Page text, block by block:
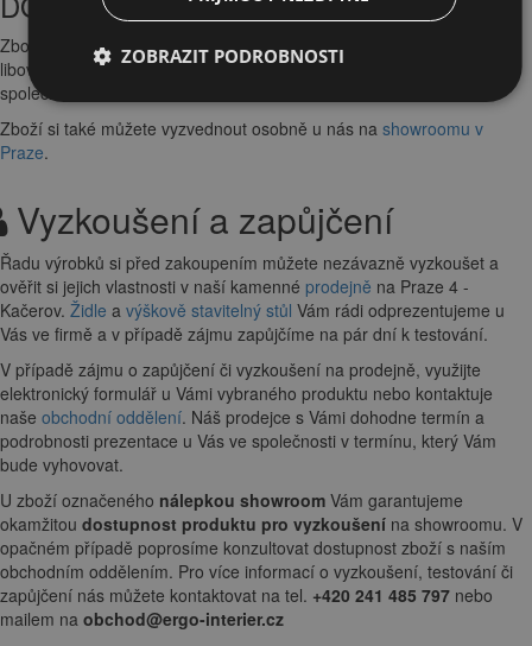
Zboží Vám doručímeZDARMA. Objednávku rádi dopravíme na
libovolnou adresu v ČR. Dopravu k Vám zajistíme smluvní přepravní
společností.
Zboží si také můžete vyzvednout osobně u nás na showroomu v
Praze.
Vyzkoušení a zapůjčení
Řadu výrobků si před zakoupením můžete nezávazně vyzkoušet a
ověřit si jejich vlastnosti v naší kamenné prodejně na Praze 4 -
Kačerov. Židle a výškově stavitelný stůl Vám rádi odprezentujeme u
Vás ve firmě a v případě zájmu zapůjčíme na pár dní k testování.
V případě zájmu o zapůjčení či vyzkoušení na prodejně, využijte
elektronický formulář u Vámi vybraného produktu nebo kontaktuje
naše obchodní oddělení. Náš prodejce s Vámi dohodne termín a
podrobnosti prezentace u Vás ve společnosti v termínu, který Vám
bude vyhovovat.
U zboží označeného nálepkou showroom Vám garantujeme
okamžitou dostupnost produktu pro vyzkoušení na showroomu. V
opačném případě poprosíme konzultovat dostupnost zboží s naším
obchodním oddělením. Pro více informací o vyzkoušení, testování či
zapůjčení nás můžete kontaktovat na tel. +420 241 485 797 nebo
mailem na obchod@ergo-interier.cz
ZOBRAZIT PODROBNOSTI